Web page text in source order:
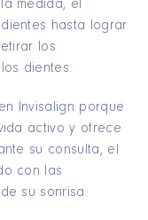
medida, el
hasta lograr
los
dientes.
Invisalign porque
activo y ofrece
su consulta, el
con las
su sonrisa.